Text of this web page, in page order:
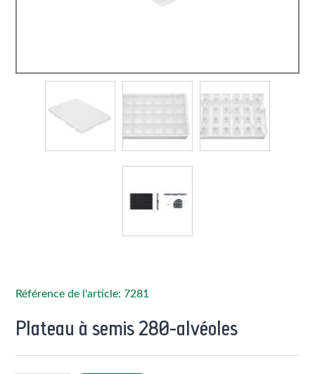
Référence de l'article: 7281
Plateau à semis 280-alvéoles